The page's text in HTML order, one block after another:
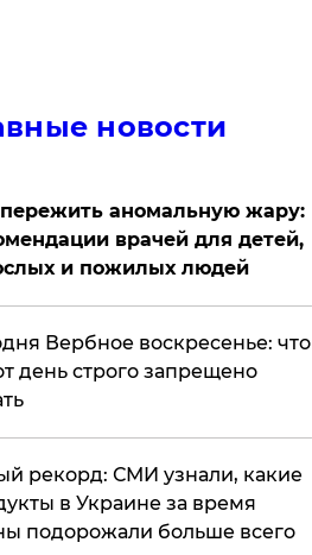
новости
аномальную жару:
врачей для детей,
и пожилых людей
Вербное воскресенье: что
день строго запрещено
рекорд: СМИ узнали, какие
в Украине за время
подорожали больше всего